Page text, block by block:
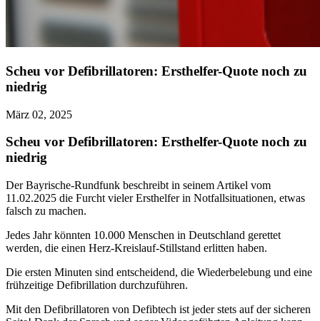
Scheu vor Defibrillatoren: Ersthelfer-Quote noch zu
niedrig
März 02, 2025
Scheu vor Defibrillatoren: Ersthelfer-Quote noch zu
niedrig
Der Bayrische-Rundfunk beschreibt in seinem Artikel vom
11.02.2025 die Furcht vieler Ersthelfer in Notfallsituationen, etwas
falsch zu machen.
Jedes Jahr könnten 10.000 Menschen in Deutschland gerettet
werden, die einen Herz-Kreislauf-Stillstand erlitten haben.
Die ersten Minuten sind entscheidend, die Wiederbelebung und eine
frühzeitige Defibrillation durchzuführen.
Mit den Defibrillatoren von Defibtech ist jeder stets auf der sicheren